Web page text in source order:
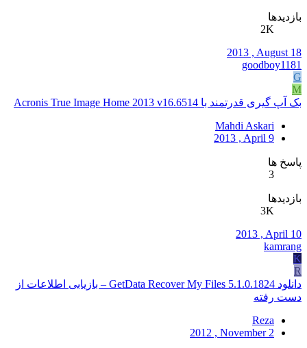
بازدیدها
2K
2013 , August 18
goodboy1181
G
M
بک آپ گیری قدرتمند با Acronis True Image Home 2013 v16.6514
Mahdi Askari
2013 , April 9
پاسخ ها
3
بازدیدها
3K
2013 , April 10
kamrang
K
R
دانلود GetData Recover My Files 5.1.0.1824 – بازیابی اطلاعات از
دست رفته
Reza
2012 , November 2